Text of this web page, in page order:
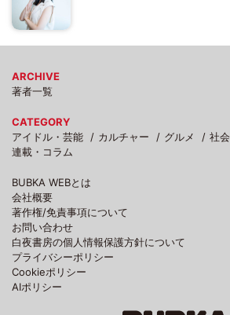
ARCHIVE
著者一覧
CATEGORY
アイドル・芸能
カルチャー グルメ 社会
連載・コラム
BUBKA WEBとは
会社概要
著作権/免責事項について
お問い合わせ
白夜書房の個人情報保護方針について
プライバシーポリシー
Cookieポリシー
AIポリシー